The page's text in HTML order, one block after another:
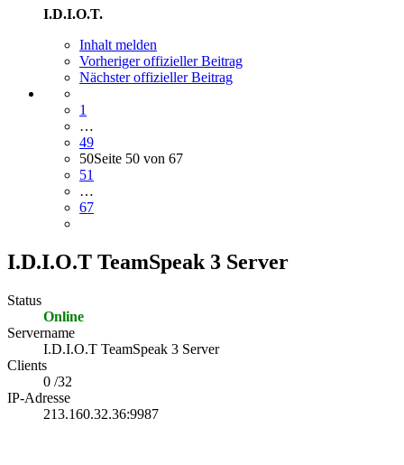
I.D.I.O.T.
Inhalt melden
Vorheriger offizieller Beitrag
Nächster offizieller Beitrag
1
…
49
50Seite 50 von 67
51
…
67
I.D.I.O.T TeamSpeak 3 Server
Status
Online
Servername
I.D.I.O.T TeamSpeak 3 Server
Clients
0 /32
IP-Adresse
213.160.32.36:9987